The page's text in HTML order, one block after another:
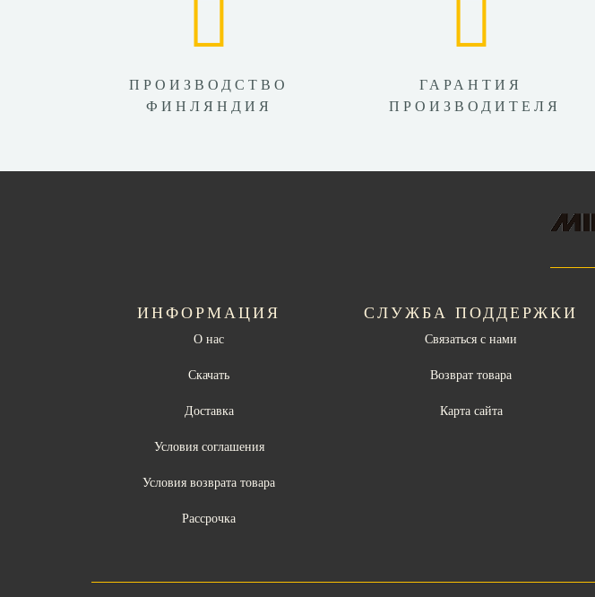
ПРОИЗВОДСТВО
ФИНЛЯНДИЯ
ГАРАНТИЯ
ПРОИЗВОДИТЕЛЯ
ИНФОРМАЦИЯ
О нас
Скачать
Доставка
Условия соглашения
Условия возврата товара
Рассрочка
СЛУЖБА ПОДДЕРЖКИ
Связаться с нами
Возврат товара
Карта сайта